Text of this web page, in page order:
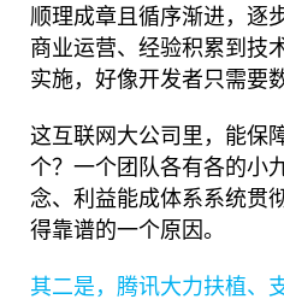
顺理成章且循序渐进，逐
商业运营、经验积累到技
实施，好像开发者只需要
这互联网大公司里，能保
个？一个团队各有各的小
念、利益能成体系系统贯
得靠谱的一个原因。
其二是，腾讯大力扶植、